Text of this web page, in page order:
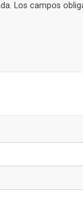
Los campos